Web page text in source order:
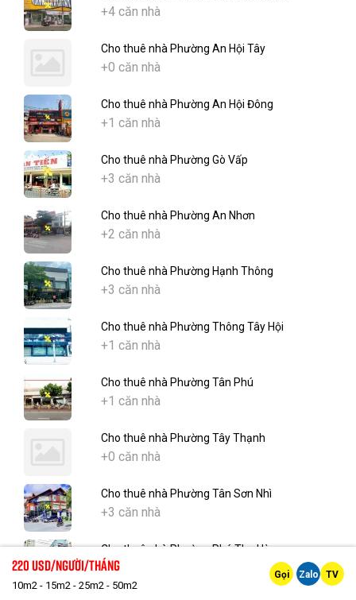
+4 căn nhà
Cho thuê nhà Phường An Hội Tây
+0 căn nhà
Cho thuê nhà Phường An Hội Đông
+1 căn nhà
Cho thuê nhà Phường Gò Vấp
+3 căn nhà
Cho thuê nhà Phường An Nhơn
+2 căn nhà
Cho thuê nhà Phường Hạnh Thông
+3 căn nhà
Cho thuê nhà Phường Thông Tây Hội
+1 căn nhà
Cho thuê nhà Phường Tân Phú
+1 căn nhà
Cho thuê nhà Phường Tây Thạnh
+0 căn nhà
Cho thuê nhà Phường Tân Sơn Nhì
+3 căn nhà
Cho thuê nhà Phường Phú Thọ Hòa
+1 căn nhà
220 Usd/người/tháng
10m2 - 15m2 - 25m2 - 50m2
Gọi Zalo TV